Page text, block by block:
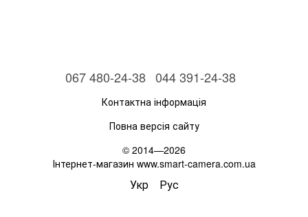
067 480-24-38 044 391-24-38
Контактна інформація
Повна версія сайту
© 2014—2026
Інтернет-магазин www.smart-camera.com.ua
Укр Рус